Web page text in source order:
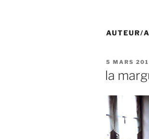
AUTEUR/
PUBLIÉ
LE
5 MARS
la